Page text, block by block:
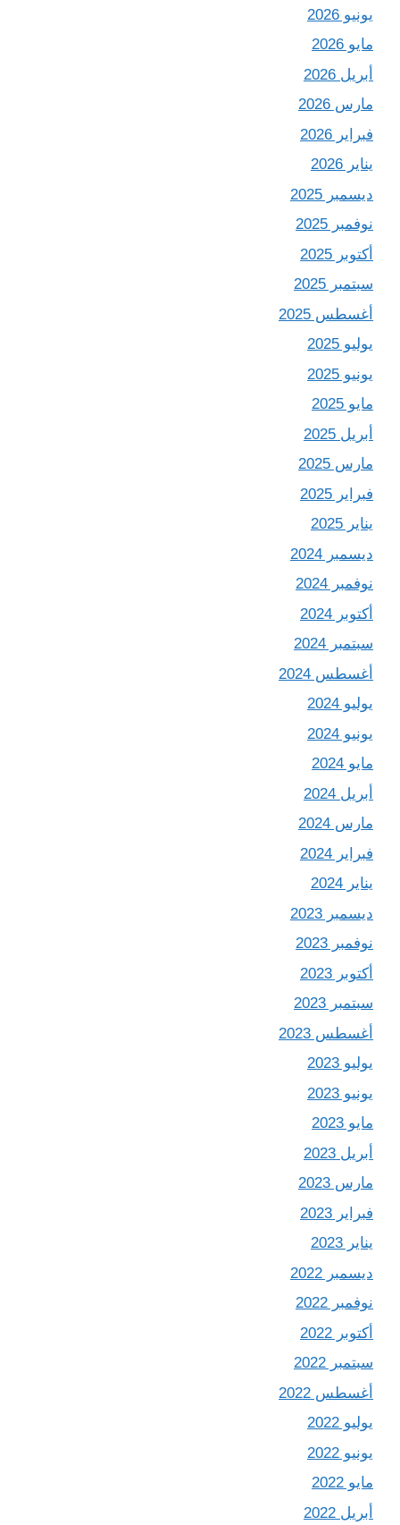
يونيو 2026
مايو 2026
أبريل 2026
مارس 2026
فبراير 2026
يناير 2026
ديسمبر 2025
نوفمبر 2025
أكتوبر 2025
سبتمبر 2025
أغسطس 2025
يوليو 2025
يونيو 2025
مايو 2025
أبريل 2025
مارس 2025
فبراير 2025
يناير 2025
ديسمبر 2024
نوفمبر 2024
أكتوبر 2024
سبتمبر 2024
أغسطس 2024
يوليو 2024
يونيو 2024
مايو 2024
أبريل 2024
مارس 2024
فبراير 2024
يناير 2024
ديسمبر 2023
نوفمبر 2023
أكتوبر 2023
سبتمبر 2023
أغسطس 2023
يوليو 2023
يونيو 2023
مايو 2023
أبريل 2023
مارس 2023
فبراير 2023
يناير 2023
ديسمبر 2022
نوفمبر 2022
أكتوبر 2022
سبتمبر 2022
أغسطس 2022
يوليو 2022
يونيو 2022
مايو 2022
أبريل 2022